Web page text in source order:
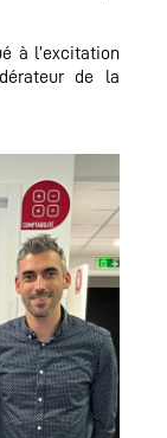
à l’excitation
de la